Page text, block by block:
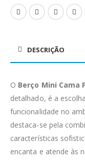
DESCRIÇÃO
O Berço Mini Cama
detalhado, é a
funcionalidade no
destaca-se pela
características
encanta e atende às